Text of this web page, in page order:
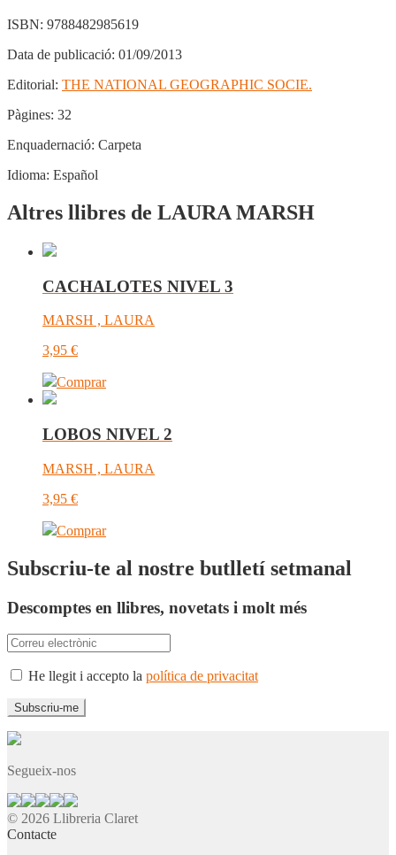
ISBN: 9788482985619
Data de publicació: 01/09/2013
Editorial: THE NATIONAL GEOGRAPHIC SOCIE.
Pàgines: 32
Enquadernació: Carpeta
Idioma: Español
Altres llibres de LAURA MARSH
CACHALOTES NIVEL 3
MARSH , LAURA
3,95 €
Comprar
LOBOS NIVEL 2
MARSH , LAURA
3,95 €
Comprar
Subscriu-te al nostre butlletí setmanal
Descomptes en llibres, novetats i molt més
He llegit i accepto la política de privacitat
Segueix-nos
© 2026 Llibreria Claret
Contacte